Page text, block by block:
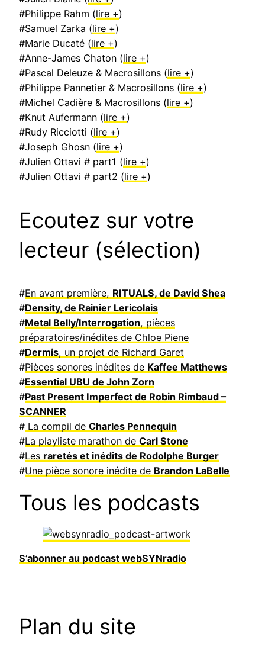
#Philippe Rahm (lire +)
#Samuel Zarka (lire +)
#Marie Ducaté (lire +)
#Anne-James Chaton (lire +)
#Pascal Deleuze & Macrosillons (lire +)
#Philippe Pannetier & Macrosillons (lire +)
#Michel Cadière & Macrosillons (lire +)
#Knut Aufermann (lire +)
#Rudy Ricciotti (lire +)
#Joseph Ghosn (lire +)
#Julien Ottavi # part1 (lire +)
#Julien Ottavi # part2 (lire +)
Ecoutez sur votre
lecteur (sélection)
#En avant première, RITUALS, de David Shea
#Density, de Rainier Lericolais
#Metal Belly/Interrogation, pièces
préparatoires/inédites de Chloe Piene
#Dermis, un projet de Richard Garet
#Pièces sonores inédites de Kaffee Matthews
#Essential UBU de John Zorn
#Past Present Imperfect de Robin Rimbaud –
SCANNER
# La compil de Charles Pennequin
#La playliste marathon de Carl Stone
#Les raretés et inédits de Rodolphe Burger
#Une pièce sonore inédite de Brandon LaBelle
Tous les podcasts
S’abonner au podcast webSYNradio
Plan du site